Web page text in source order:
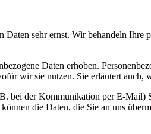
sehr ernst. Wir behandeln
Daten erhoben.
wir sie nutzen. Sie erläutert auch,
bei der Kommunikation per E-
die Daten, die Sie an uns